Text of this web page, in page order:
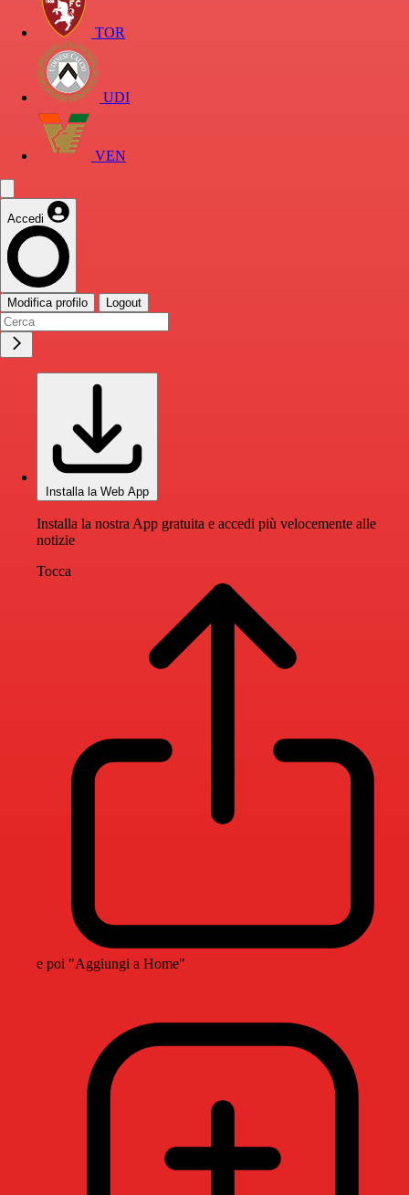
TOR
UDI
VEN
Accedi
Modifica profilo Logout
Installa la Web App
Installa la nostra App gratuita e accedi più velocemente alle
notizie
Tocca
e poi "Aggiungi a Home"